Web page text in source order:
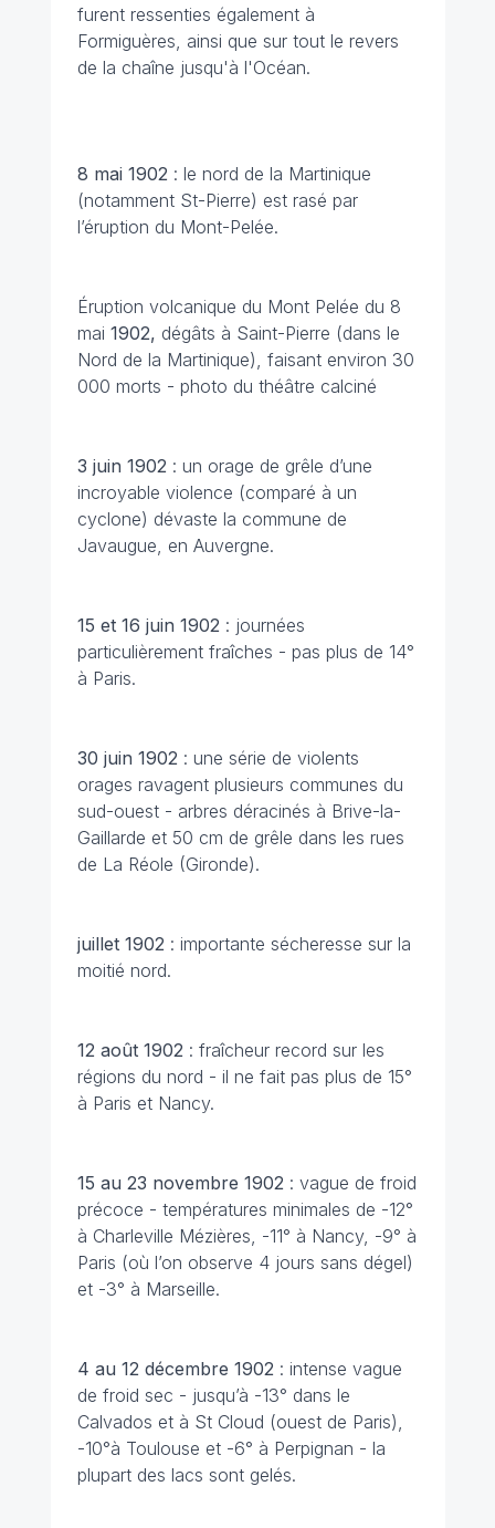
furent ressenties également à
Formiguères, ainsi que sur tout le revers
de la chaîne jusqu'à l'Océan.
8 mai 1902 : le nord de la Martinique
(notamment St-Pierre) est rasé par
l’éruption du Mont-Pelée.
Éruption volcanique du Mont Pelée du 8
mai 1902, dégâts à Saint-Pierre (dans le
Nord de la Martinique), faisant environ 30
000 morts - photo du théâtre calciné
3 juin 1902 : un orage de grêle d’une
incroyable violence (comparé à un
cyclone) dévaste la commune de
Javaugue, en Auvergne.
15 et 16 juin 1902 : journées
particulièrement fraîches - pas plus de 14°
à Paris.
30 juin 1902 : une série de violents
orages ravagent plusieurs communes du
sud-ouest - arbres déracinés à Brive-la-
Gaillarde et 50 cm de grêle dans les rues
de La Réole (Gironde).
juillet 1902 : importante sécheresse sur la
moitié nord.
12 août 1902 : fraîcheur record sur les
régions du nord - il ne fait pas plus de 15°
à Paris et Nancy.
15 au 23 novembre 1902 : vague de froid
précoce - températures minimales de -12°
à Charleville Mézières, -11° à Nancy, -9° à
Paris (où l’on observe 4 jours sans dégel)
et -3° à Marseille.
4 au 12 décembre 1902 : intense vague
de froid sec - jusqu’à -13° dans le
Calvados et à St Cloud (ouest de Paris),
-10°à Toulouse et -6° à Perpignan - la
plupart des lacs sont gelés.